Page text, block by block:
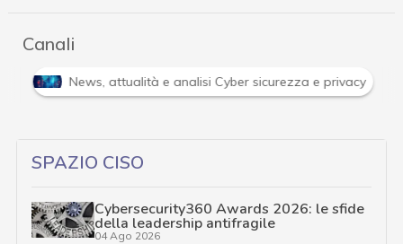
Canali
News, attualità e analisi Cyber sicurezza e privacy
SPAZIO CISO
Cybersecurity360 Awards 2026: le sfide
della leadership antifragile
04 Ago 2026